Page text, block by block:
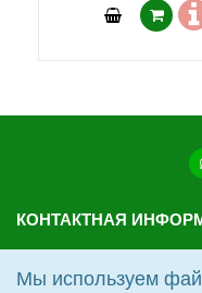
КОНТАКТНАЯ
МО, Ленинский г.о.,
20
Мы используем